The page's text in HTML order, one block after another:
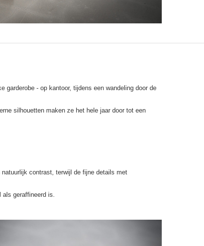
garderobe - op kantoor, tijdens een wandeling door de
silhouetten maken ze het hele jaar door tot een
contrast, terwijl de fijne details met
geraffineerd is.